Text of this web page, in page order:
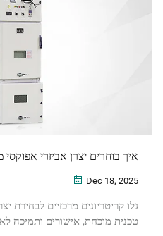
איך בוחרים יצרן אביזרי אפוקסי
Dec 18, 2025
גלו קריטריונים מרכזיים לבחירת
טכנית מוכחת, אישורים ותמיכה